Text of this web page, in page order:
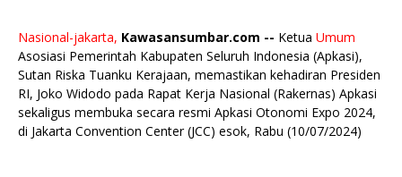
Nasional-jakarta, Kawasansumbar.com -- Ketua Umum
Asosiasi Pemerintah Kabupaten Seluruh Indonesia (Apkasi),
Sutan Riska Tuanku Kerajaan, memastikan kehadiran Presiden
RI, Joko Widodo pada Rapat Kerja Nasional (Rakernas) Apkasi
sekaligus membuka secara resmi Apkasi Otonomi Expo 2024,
di Jakarta Convention Center (JCC) esok, Rabu (10/07/2024)